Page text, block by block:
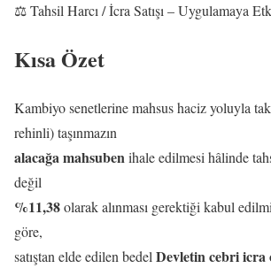
⚖️ Tahsil Harcı / İcra Satışı – Uygulamaya
Kısa Özet
Kambiyo senetlerine mahsus haciz yoluyla
rehinli) taşınmazın
alacağa mahsubenihale edilmesi hâlinde
değil
%11,38olarak alınması gerektiği kabul
göre,
satıştan elde edilen bedelDevletin cebri icra